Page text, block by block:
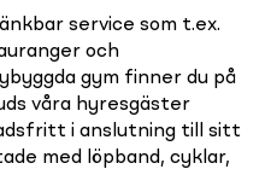
service som t.ex.
och
gym finner du på
våra hyresgäster
i anslutning till sitt
med löpband, cyklar,